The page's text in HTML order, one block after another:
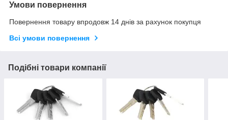
Умови повернення
Повернення товару впродовж 14 днів за рахунок покупця
Всі умови повернення
Подібні товари компанії